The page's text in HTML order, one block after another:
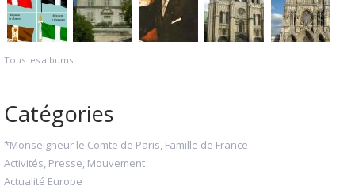
Tous les albums
Catégories
*Monseigneur le Comte de Paris, Famille de France
Activités, Presse, Mouvement
Actualité Europe